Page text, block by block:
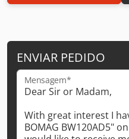
ENVIAR PEDIDO
Mensagem*